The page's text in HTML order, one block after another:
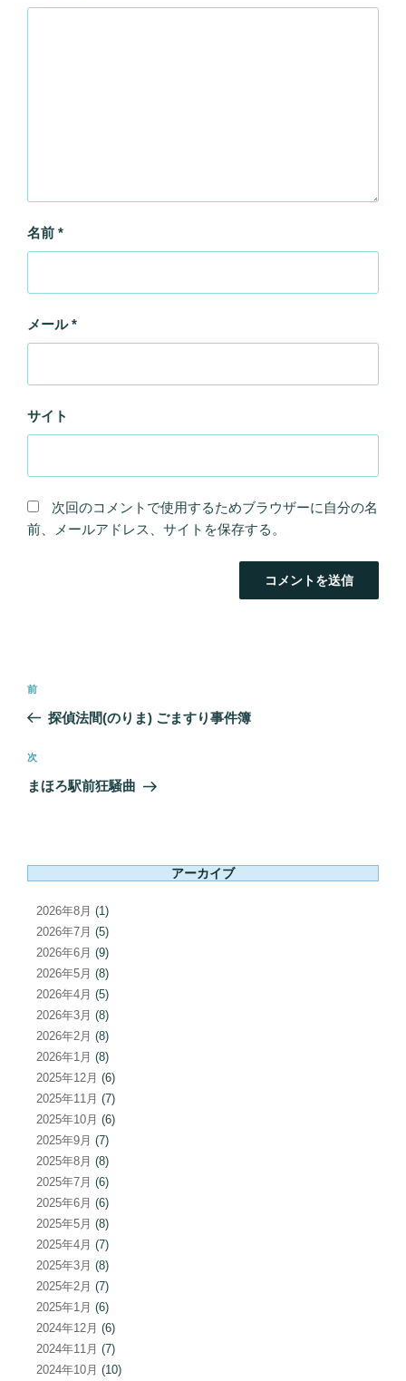
名前 *
メール*
サイト
次回のコメントで使用するためブラウザーに自分の名
前、メールアドレス、サイトを保存する。
稿
ナ
ビ
ー
ン
前
の
稿
前
探偵法間(のりま) ごますり事件簿
次
の
次
まほろ駅前狂騒曲
アーカイブ
2026年8月 (1)
2026年7月 (5)
2026年6月 (9)
2026年5月 (8)
2026年4月 (5)
2026年3月 (8)
2026年2月 (8)
2026年1月 (8)
2025年12月 (6)
2025年11月 (7)
2025年10月 (6)
2025年9月 (7)
2025年8月 (8)
2025年7月 (6)
2025年6月 (6)
2025年5月 (8)
2025年4月 (7)
2025年3月 (8)
2025年2月 (7)
2025年1月 (6)
2024年12月 (6)
2024年11月 (7)
2024年10月 (10)